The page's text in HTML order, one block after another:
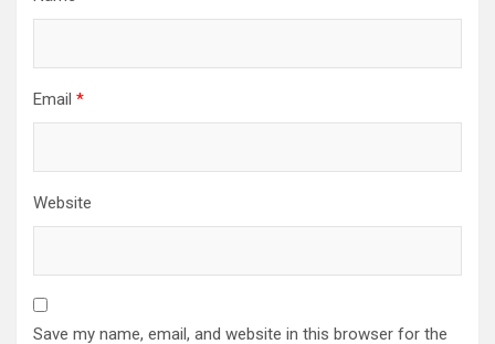
Email *
Website
Save my name, email, and website in this browser for the